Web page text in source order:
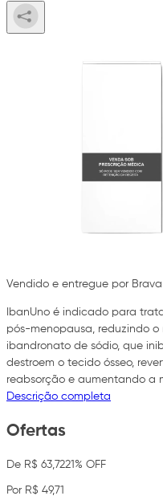
Vendido e entregue por Brava
IbanUno é indicado para
pós-menopausa, reduzindo o
ibandronato de sódio, que
destroem o tecido ósseo,
reabsorção e aumentando a
Descrição completa
Ofertas
De R$ 63,7221% OFF
Por R$ 49,71